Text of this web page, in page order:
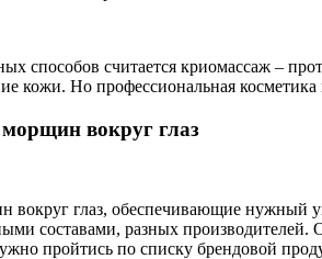
способов считается криомассаж –
кожи. Но профессиональная
вокруг глаз
глаз, обеспечивающие нужный
составами, разных
пройтись по списку брендовой